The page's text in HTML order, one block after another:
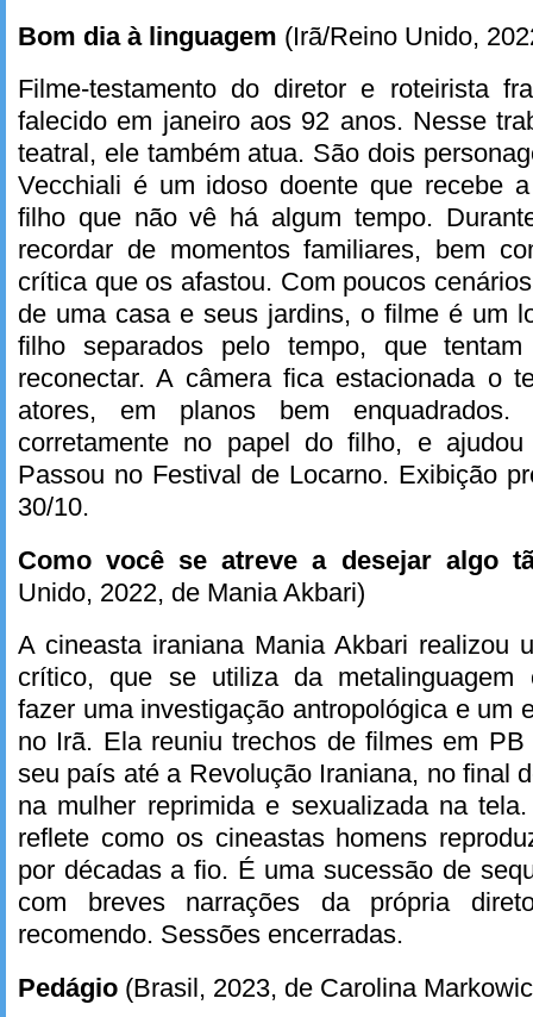
Bom dia à linguagem (Irã/Reino Unido,
Filme-testamento do diretor e roteirista
falecido em janeiro aos 92 anos. Nesse
teatral, ele também atua. São dois
Vecchiali é um idoso doente que recebe
filho que não vê há algum tempo.
recordar de momentos familiares, bem
crítica que os afastou. Com poucos
de uma casa e seus jardins, o filme é um
filho separados pelo tempo, que
reconectar. A câmera fica estacionada o
atores, em planos bem
corretamente no papel do filho, e
Passou no Festival de Locarno. Exibição
30/10.
Como você se atreve a desejar algo
Unido, 2022, de Mania Akbari)
A cineasta iraniana Mania Akbari realizou
crítico, que se utiliza da metalinguagem
fazer uma investigação antropológica e um
no Irã. Ela reuniu trechos de filmes em
seu país até a Revolução Iraniana, no final
na mulher reprimida e sexualizada na
reflete como os cineastas homens
por décadas a fio. É uma sucessão de
com breves narrações da própria
recomendo. Sessões encerradas.
Pedágio (Brasil, 2023, de Carolina